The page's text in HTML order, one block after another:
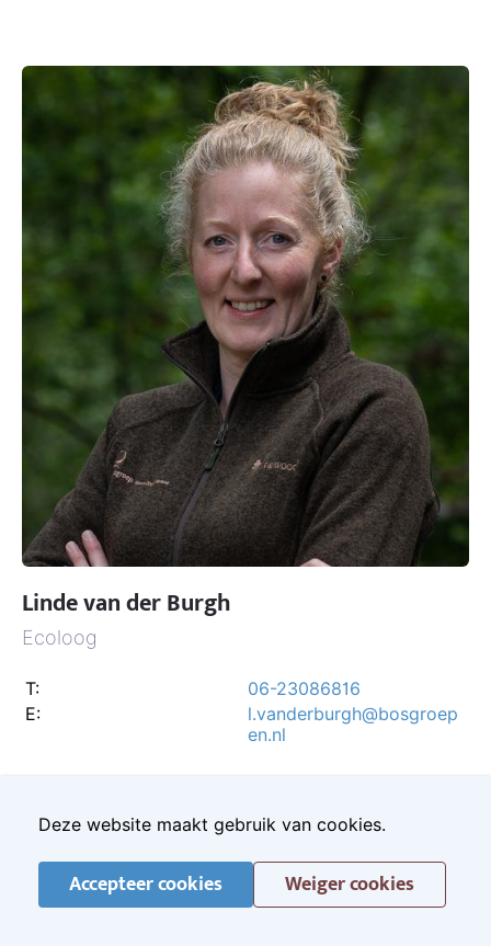
Linde van der Burgh
Ecoloog
T:
06-23086816
E:
l.vanderburgh@bosgroep
en.nl
Deze website maakt gebruik van cookies.
Accepteer cookies Weiger cookies